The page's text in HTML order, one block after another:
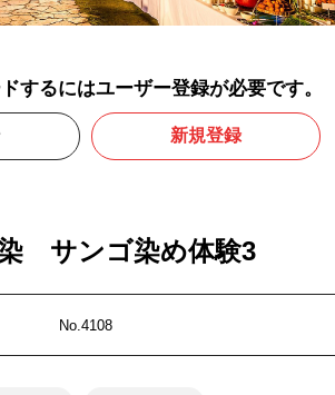
するにはユーザー登録が必要です。
新規登録
サンゴ染め体験3
No.4108